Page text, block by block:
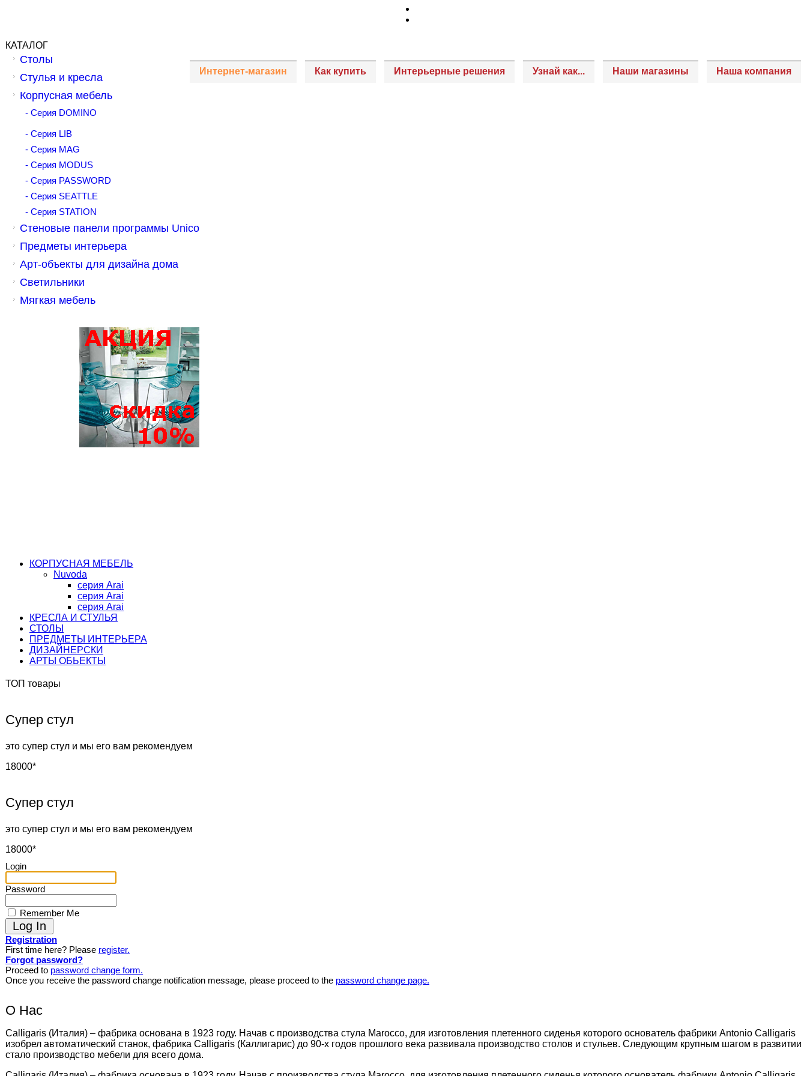
Интернет-магазин Как купить Интерьерные решения Узнай как... Наши магазины Наша компания
КАТАЛОГ
Столы
Стулья и кресла
Корпусная мебель
- Серия DOMINO
- Серия LIB
- Серия MAG
- Серия MODUS
- Серия PASSWORD
- Серия SEATTLE
- Серия STATION
Стеновые панели программы Unico
Предметы интерьера
Арт-объекты для дизайна дома
Светильники
Мягкая мебель
КОРПУСНАЯ МЕБЕЛЬ
Nuvoda
серия Arai
серия Arai
серия Arai
КРЕСЛА И СТУЛЬЯ
СТОЛЫ
ПРЕДМЕТЫ ИНТЕРЬЕРА
ДИЗАЙНЕРСКИ
АРТЫ ОБЬЕКТЫ
ТОП товары
Супер стул
это супер стул и мы его вам рекомендуем
18000*
Супер стул
это супер стул и мы его вам рекомендуем
18000*
Login
Password
Remember Me
Registration
First time here? Please register.
Forgot password?
Proceed to password change form.
Once you receive the password change notification message, please proceed to the password change page.
О Нас
Calligaris (Италия) – фабрика основана в 1923 году. Начав с производства стула Marocco, для изготовления плетенного сиденья которого основатель фабрики Antonio Calligaris
изобрел автоматический станок, фабрика Calligaris (Каллигарис) до 90-х годов прошлого века развивала производство столов и стульев. Следующим крупным шагом в развитии
стало производство мебели для всего дома.